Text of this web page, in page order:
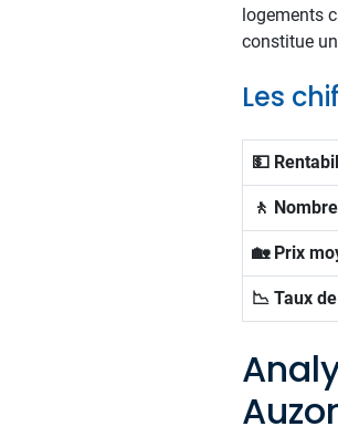
logements
constitue
Les
💵
🚶
🏡 Prix
📉 Taux